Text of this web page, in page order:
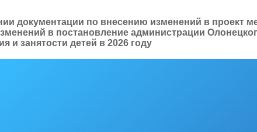
документации по внесению изменений в проект
в постановление администрации
и занятости детей в 2026 году